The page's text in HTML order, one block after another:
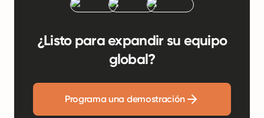
¿Listo para expandir su equipo
global?
Programa una demostración